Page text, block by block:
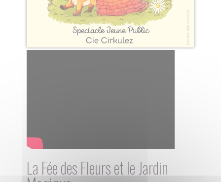
La Fée des Fleurs et le Jardin